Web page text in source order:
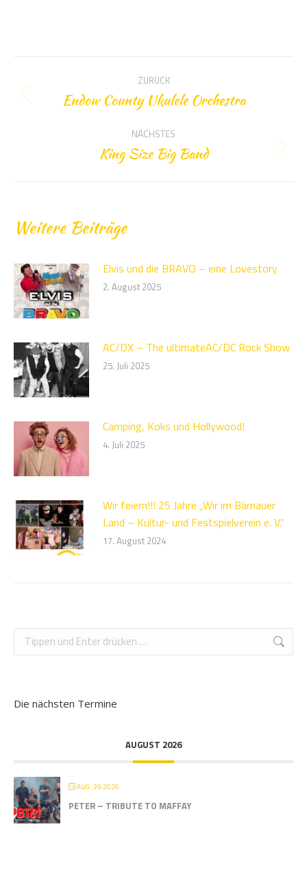
Kommentarnavigation
ZURÜCK
Vorheriger
Endow County Ukulele Orchestra
NÄCHSTES
Nächster
King Size Big Band
Weitere Beiträge
Elvis und die BRAVO – eine Lovestory
2. August 2025
AC/DX – The ultimateAC/DC Rock Show
25. Juli 2025
Camping, Koks und Hollywood!
4. Juli 2025
Wir feiern!!! 25 Jahre „Wir im Bärnauer
Land – Kultur- und Festspielverein e. V.“
17. August 2024
Search:
Die nächsten Termine
AUGUST 2026
AUG. 29 2026
PETER – TRIBUTE TO MAFFAY